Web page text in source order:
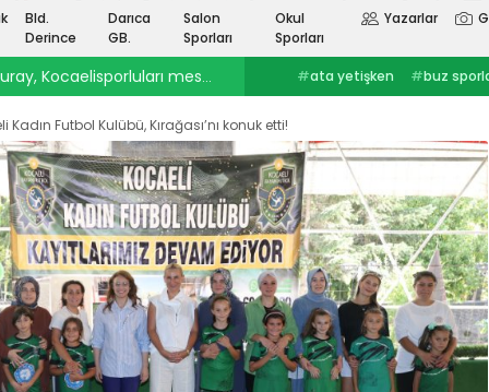
Bld.
Derince
Darıca
GB.
Salon
Sporları
Okul
Sporları
Yazarlar
Kocaelisporluları mest etti Onurcan Piri: Kocaeli Stadı’nın atmosferini
#ata yetişken #buz sporlarıkocaelispor
haberleri
#göztepekocaelispor
# selçuk inankağıtspor #
ibrahim
ercinkocaelispor
#hodri meydanFurkan
Akar
#Ata YetişkenKocaelispor
#Smolcic #Kocaelispor haberleri
#Selçuk İnan
#Kocaelispor
# Kocaelispor #
Yalçın
#Enes Çinemre
Serdar
#seka park
spor41
#
spor41
#kocaelispor
Kadın Futbol Kulübü, Kırağası’nı konuk etti!